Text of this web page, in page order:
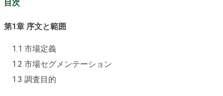
目次
第1章 序文と範囲
1.1 市場定義
1.2 市場セグメンテーション
1.3 調査目的